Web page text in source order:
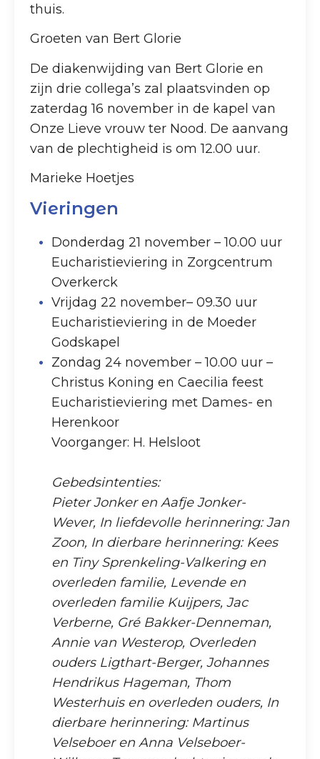
thuis.
Groeten van Bert Glorie
De diakenwijding van Bert Glorie en
zijn drie collega’s zal plaatsvinden op
zaterdag 16 november in de kapel van
Onze Lieve vrouw ter Nood. De aanvang
van de plechtigheid is om 12.00 uur.
Marieke Hoetjes
Vieringen
Donderdag 21 november – 10.00 uur
Eucharistieviering in Zorgcentrum
Overkerck
Vrijdag 22 november– 09.30 uur
Eucharistieviering in de Moeder
Godskapel
Zondag 24 november – 10.00 uur –
Christus Koning en Caecilia feest
Eucharistieviering met Dames- en
Herenkoor
Voorganger: H. Helsloot
Gebedsintenties:
Pieter Jonker en Aafje Jonker-
Wever, In liefdevolle herinnering: Jan
Zoon, In dierbare herinnering: Kees
en Tiny Sprenkeling-Valkering en
overleden familie, Levende en
overleden familie Kuijpers, Jac
Verberne, Gré Bakker-Denneman,
Annie van Westerop, Overleden
ouders Ligthart-Berger, Johannes
Hendrikus Hageman, Thom
Westerhuis en overleden ouders, In
dierbare herinnering: Martinus
Velseboer en Anna Velseboer-